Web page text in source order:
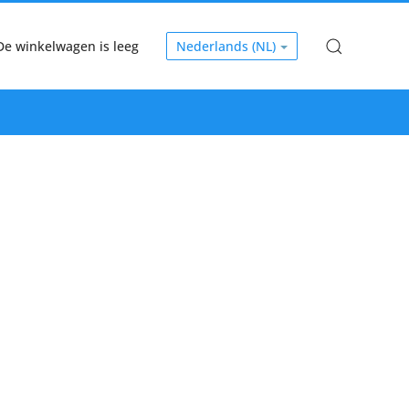
winkelwagen is leeg Nederlands (NL)